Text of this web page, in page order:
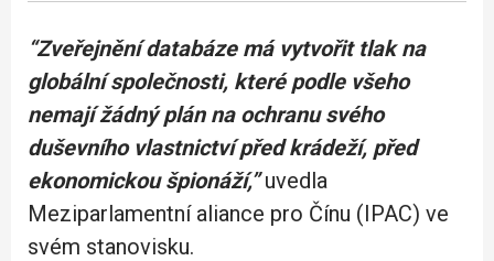
“Zveřejnění databáze má vytvořit tlak na
globální společnosti, které podle všeho
nemají žádný plán na ochranu svého
duševního vlastnictví před krádeží, před
ekonomickou špionáží,”uvedla
Meziparlamentní aliance pro Čínu (IPAC) ve
svém stanovisku.